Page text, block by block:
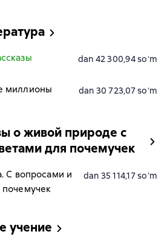
dan 42 300,94 soʻm
миллионы dan 30 723,07 soʻm
о живой природе с
для почемучек
С вопросами и
dan 35 114,17 soʻm
учение